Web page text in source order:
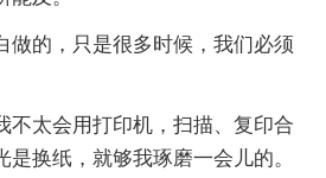
的，只是很多时候，我们必须
太会用打印机，扫描、复印合
是换纸，就够我琢磨一会儿的。